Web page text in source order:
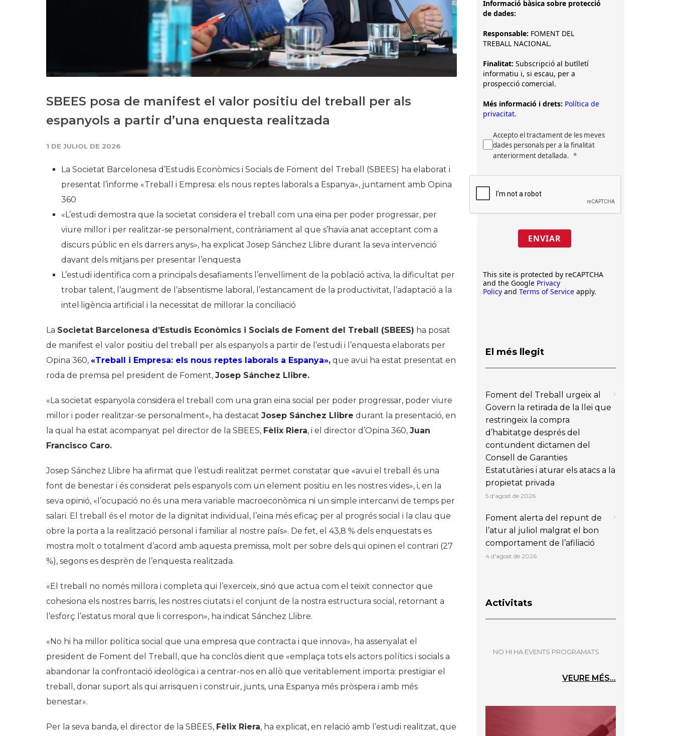
Història
Galeria de Presidents
Biblioteca Arxiu
Seu Social
SBEES posa de manifest el valor positiu del treball per als
espanyols a partir d’una enquesta realitzada
1 DE JULIOL DE 2026
La Societat Barcelonesa d’Estudis Econòmics i Socials de Foment del Treball (SBEES) ha elaborat i
presentat l’informe «Treball i Empresa: els nous reptes laborals a Espanya», juntament amb Opina
360
«L’estudi demostra que la societat considera el treball com una eina per poder progressar, per
viure millor i per realitzar-se personalment, contràriament al que s’havia anat acceptant com a
discurs públic en els darrers anys», ha explicat Josep Sánchez Llibre durant la seva intervenció
davant dels mitjans per presentar l’enquesta
L’estudi identifica com a principals desafiaments l’envelliment de la població activa, la dificultat per
trobar talent, l’augment de l’absentisme laboral, l’estancament de la productivitat, l’adaptació a la
intel·ligència artificial i la necessitat de millorar la conciliació
La Societat Barcelonesa d’Estudis Econòmics i Socials de Foment del Treball (SBEES) ha posat
de manifest el valor positiu del treball per als espanyols a partir de l’estudi i l’enquesta elaborats per
Opina 360, «Treball i Empresa: els nous reptes laborals a Espanya», que avui ha estat presentat en
roda de premsa pel president de Foment, Josep Sánchez Llibre.
«La societat espanyola considera el treball com una gran eina social per poder progressar, poder viure
millor i poder realitzar-se personalment», ha destacat Josep Sánchez Llibre durant la presentació, en
la qual ha estat acompanyat pel director de la SBEES, Fèlix Riera, i el director d’Opina 360, Juan
Francisco Caro.
Josep Sánchez Llibre ha afirmat que l’estudi realitzat permet constatar que «avui el treball és una
font de benestar i és considerat pels espanyols com un element positiu en les nostres vides», i, en la
seva opinió, «l’ocupació no és una mera variable macroeconòmica ni un simple intercanvi de temps per
salari. El treball és el motor de la dignitat individual, l’eina més eficaç per al progrés social i la clau que
obre la porta a la realització personal i familiar al nostre país». De fet, el 43,8 % dels enquestats es
mostra molt o totalment d’acord amb aquesta premissa, molt per sobre dels qui opinen el contrari (27
%), segons es desprèn de l’enquesta realitzada.
«El treball no només millora i completa qui l’exerceix, sinó que actua com el teixit connector que
cohesiona els nostres barris, les nostres ciutats i el conjunt de la nostra estructura social, retornant a
l’esforç l’estatus moral que li correspon», ha indicat Sánchez Llibre.
«No hi ha millor política social que una empresa que contracta i que innova», ha assenyalat el
president de Foment del Treball, que ha conclòs dient que «emplaça tots els actors polítics i socials a
abandonar la confrontació ideològica i a centrar-nos en allò que veritablement importa: prestigiar el
treball, donar suport als qui arrisquen i construir, junts, una Espanya més pròspera i amb més
benestar».
Per la seva banda, el director de la SBEES, Fèlix Riera, ha explicat, en relació amb l’estudi realitzat, que
Informació bàsica sobre protecció
de dades:
Responsable: FOMENT DEL
TREBALL NACIONAL.
Finalitat: Subscripció al butlletí
informatiu i, si escau, per a
prospecció comercial.
Més informació i drets: Política de
privacitat.
Accepto el tractament de les meves
dades personals per a la finalitat
anteriorment detallada.
ENVIAR
This site is protected by reCAPTCHA
and the Google Privacy
Policy and Terms of Service apply.
El més llegit
Foment del Treball urgeix al
Govern la retirada de la llei que
restringeix la compra
d’habitatge després del
contundent dictamen del
Consell de Garanties
Estatutàries i aturar els atacs a la
propietat privada
5 d'agost de 2026
Foment alerta del repunt de
l’atur al juliol malgrat el bon
comportament de l’afiliació
4 d'agost de 2026
Activitats
NO HI HA EVENTS PROGRAMATS
VEURE MÉS...